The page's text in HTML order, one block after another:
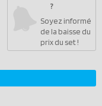
?
Soyez informé
de la baisse du
prix du set !